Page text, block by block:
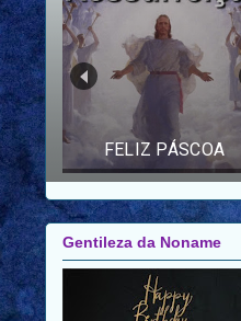
FELIZ ANO NOVO |
FELIZ 2026 |
MENSAGEM PARA
AMIGOS E